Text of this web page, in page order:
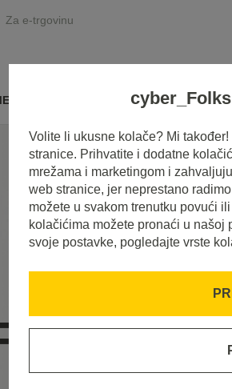
Za e-trgovinu
I SSL HOSTING SERVERI
Volite li ukusne kolače? Mi
stranice. Prihvatite i dodatne
mrežama i marketingom i
web stranice, jer neprestano
možete u svakom trenutku povući
kolačićima možete pronaći u našoj
svoje postavke, pogledajte vrste